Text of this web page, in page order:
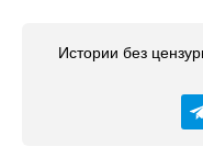
Истории без